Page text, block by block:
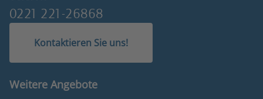
0221 221-26868
Kontaktieren Sie uns!
Weitere Angebote